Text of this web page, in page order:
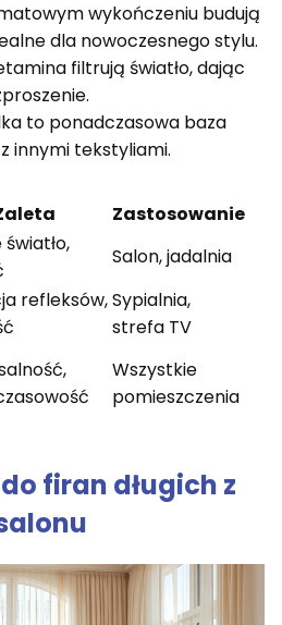
wykończeniu budują
dla nowoczesnego stylu.
filtrują światło, dając
to ponadczasowa baza
innymi tekstyliami.
Zastosowanie
Salon, jadalnia
refleksów,Sypialnia,
strefa TV
Wszystkie
pomieszczenia
firan długich z